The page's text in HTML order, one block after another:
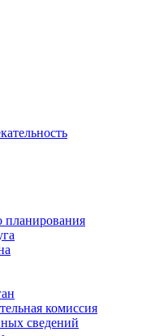
планирования
комиссия
сведений